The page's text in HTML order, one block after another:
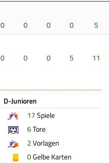
0 0 0 0
5
0 0 0 5 11
D-Junioren
17Spiele
6Tore
2Vorlagen
0Gelbe Karten